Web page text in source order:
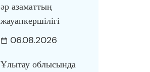
әр азаматтың
жауапкершілігі
06.08.2026
Ұлытау облысында